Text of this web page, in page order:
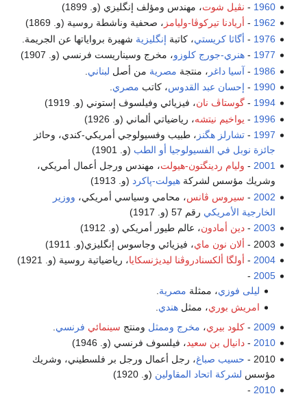
1960
- نڤيل شوت، مهندس ومؤلف إنگليزي (و. 1899)
1962
- أريادنا تيركوڤا-وليامز ، صحفية وناشطة روسية (و. 1869)
1976
- أگاثا كريستي، كاتبة إنگليزية شهيرة برواياتها عن الجريمة.
1977
-هنري-جورج كلوزو، مخرج وسيناريست فرنسي (و. 1907)
1986
-آسيا داغر ، منتجة مصرية من أصل لبناني
1990
- إحسان عبد القدوس، كاتب مصري
1994
-گوستاڤ نان، فيزيائي وفيلسوف إستوني (و. 1919)
1996
- يواخيم نيتشه، رياضياتي ألماني (و. 1926)
1997
-تشارلز هگنز ، طبيب وفسيولوجي أمريكي-كندي، وحائز
جائزة نوبل في الفسيولوجيا أو الطب (و. 1901)
2001
- وليام ردينگتون-هيولت، مهندس ورجل أعمال أمريكي،
وشريك مؤسس لشركةهيولت-پاكرد (و. 1913)
2002
- سيروس ڤانس، محامي وسياسي أمريكي، ووزير
الخارجية الأمريكي رقم 57 (و. 1917)
2003
-دين أمادون، عالم طيور أمريكي (و. 1912)
2003 -
ألان نون ماي، فيزيائي وجاسوس إنگليزي(و. 1911)
2004
- أولگا ألكسنادروڤنا ليديژنسكايا، رياضياتية روسية (و. 1921)
2005
-
ليلى فوزي، ممثلة مصرية.
امريش بوري، ممثل هندي
2009
-كلود بيري، مخرج وممثل ومنتج سينمائي فرنسي
2010
-دانيال بن سعيد، فيلسوف فرنسي (و. 1946)
2010 -
حسيب صباغ، رجل أعمال ورجل بر فلسطيني، وشريك
مؤسس لشركة اتحاد المقاولين (و. 1920)
2010
-